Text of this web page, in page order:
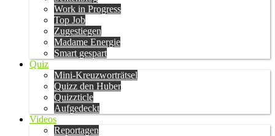
Work in Progress
Top Job
Zugestiegen
Madame Energie
Smart gespart
Quiz
Mini-Kreuzworträtsel
Quizz den Huber
Quizzticle
Aufgedeckt
Videos
Reportagen